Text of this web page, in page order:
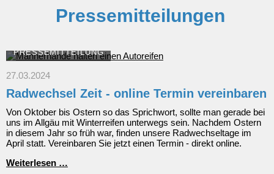
Pressemitteilungen
PRESSEMITTEILUNG
27.03.2024
Radwechsel Zeit - online Termin vereinbaren
Von Oktober bis Ostern so das Sprichwort, sollte man gerade bei
uns im Allgäu mit Winterreifen unterwegs sein. Nachdem Ostern
in diesem Jahr so früh war, finden unsere Radwechseltage im
April statt. Vereinbaren Sie jetzt einen Termin - direkt online.
Weiterlesen …